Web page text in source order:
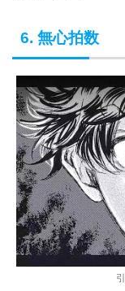
6. 無心拍数